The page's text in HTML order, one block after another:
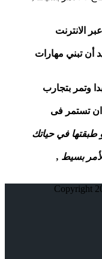
الانترنت
أن تبني مهارات
وتمر بتجارب
ان تستمر فى
طبقتها في حياتك
بسيط ,